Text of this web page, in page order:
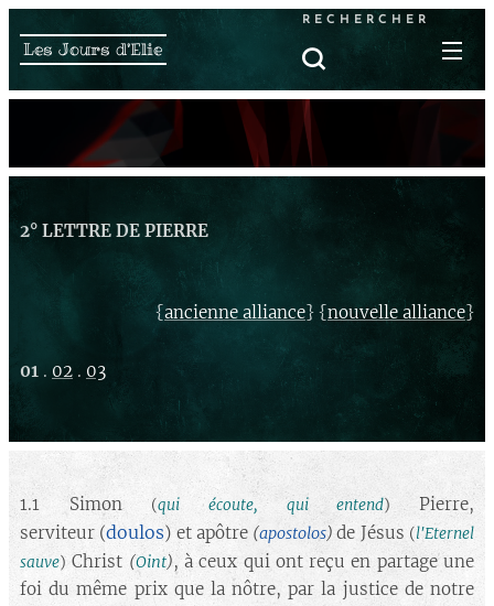
Les Jours d'Elie
RECHERCHER
2° LETTRE DE PIERRE
{ancienne alliance} {nouvelle alliance}
01 . 02 . 03
1.1 Simon(qui écoute, qui entend)Pierre,
serviteur (doulos) et apôtre (apostolos)de Jésus (l'Eternel
sauve) Christ (Oint), à ceux qui ont reçu en partage une
foi du même prix que la nôtre, par la justice de notre